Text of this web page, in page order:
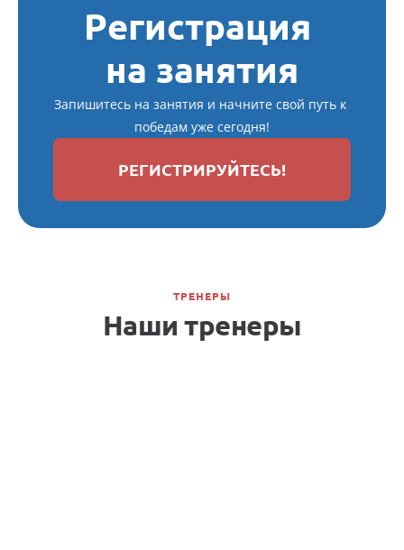
Регистрация
на занятия
Запишитесь на занятия и начните свой путь к
победам уже сегодня!
РЕГИСТРИРУЙТЕСЬ!
ТРЕНЕРЫ
Наши тренеры